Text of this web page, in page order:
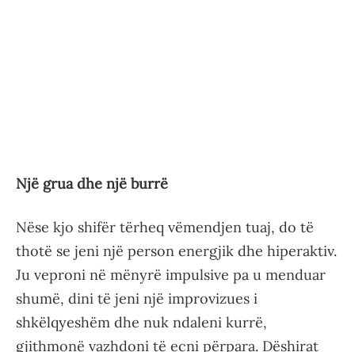
Një grua dhe një burrë
Nëse kjo shifër tërheq vëmendjen tuaj, do të
thotë se jeni një person energjik dhe hiperaktiv.
Ju veproni në mënyrë impulsive pa u menduar
shumë, dini të jeni një improvizues i
shkëlqyeshëm dhe nuk ndaleni kurrë,
gjithmonë vazhdoni të ecni përpara. Dëshirat